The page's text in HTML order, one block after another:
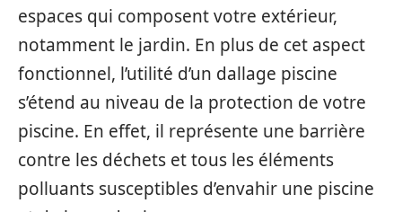
espaces qui composent votre extérieur,
notamment le jardin. En plus de cet aspect
fonctionnel, l’utilité d’un dallage piscine
s’étend au niveau de la protection de votre
piscine. En effet, il représente une barrière
contre les déchets et tous les éléments
polluants susceptibles d’envahir une piscine